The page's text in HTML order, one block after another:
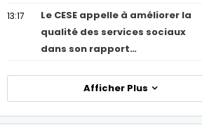
13:17
Le CESE appelle à améliorer la
qualité des services sociaux
dans son rapport…
Afficher Plus